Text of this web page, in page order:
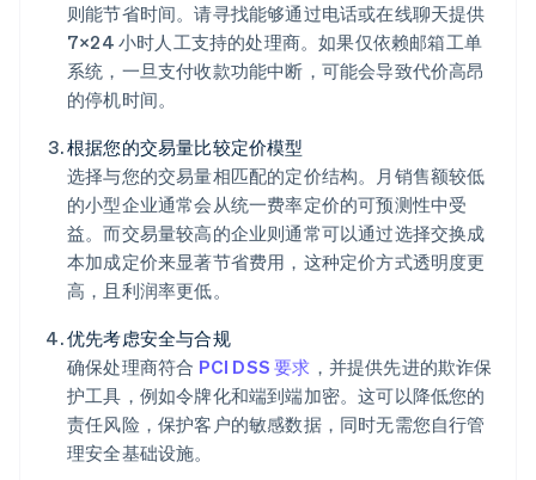
则能节省时间。请寻找能够通过电话或在线聊天提供
7×24 小时人工支持的处理商。如果仅依赖邮箱工单
系统，一旦支付收款功能中断，可能会导致代价高昂
的停机时间。
根据您的交易量比较定价模型
选择与您的交易量相匹配的定价结构。月销售额较低
的小型企业通常会从统一费率定价的可预测性中受
益。而交易量较高的企业则通常可以通过选择交换成
本加成定价来显著节省费用，这种定价方式透明度更
高，且利润率更低。
优先考虑安全与合规
确保处理商符合 PCI DSS 要求 ，并提供先进的欺诈保
护工具，例如令牌化和端到端加密。这可以降低您的
责任风险，保护客户的敏感数据，同时无需您自行管
理安全基础设施。